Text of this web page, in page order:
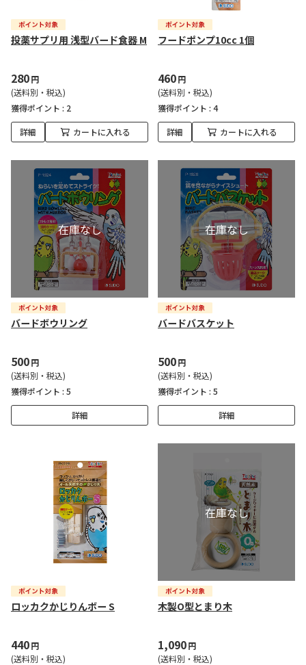
投薬サプリ用 浅型バード食器 M
280円
(送料別・税込)
獲得ポイント : 2
詳細 カートに入れる
フードポンプ10cc 1個
460円
(送料別・税込)
獲得ポイント : 4
詳細 カートに入れる
バードボウリング
500円
(送料別・税込)
獲得ポイント : 5
詳細
バードバスケット
500円
(送料別・税込)
獲得ポイント : 5
詳細
ロッカクかじりんボー S
440円
(送料別・税込)
木製O型とまり木
1,090円
(送料別・税込)